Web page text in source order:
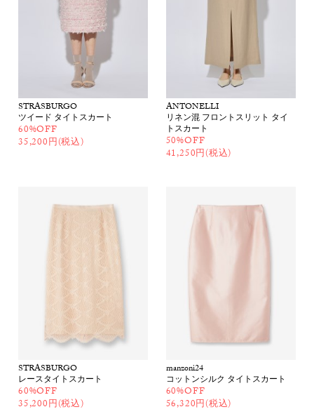
STRASBURGO
ツイード タイトスカート
60%OFF
35,200円(税込)
ANTONELLI
リネン混 フロントスリット タイ
トスカート
50%OFF
41,250円(税込)
STRASBURGO
レースタイトスカート
60%OFF
35,200円(税込)
manzoni24
コットンシルク タイトスカート
60%OFF
56,320円(税込)